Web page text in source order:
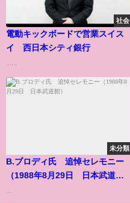
社会
電動キックボードで営業スイス
イ 西日本シティ銀行
未分類
B.ブロディ氏 追悼セレモニー
（1988年8月29日 日本武道
...